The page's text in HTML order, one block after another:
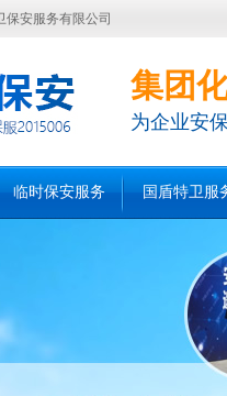
安服务有限公司
集团
为企业安
临时保安服务 国盾特卫服